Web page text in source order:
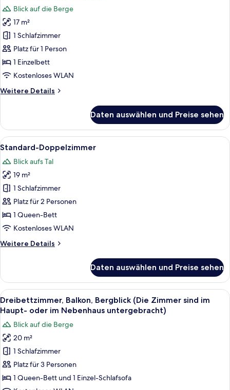
Einzelzimmer
(Die
Zimmer
sind
im
Haupt-
im
anzeigen
Blick auf die Berge
17 m²
1 Schlafzimmer
Platz für 1 Person
1 Einzelbett
Kostenloses WLAN
Weitere Details
Weitere
(Die
Zimmer
sind
Haupt-
oder
im
Nebenhaus
untergebracht)
Daten auswählen und Preise sehen
Alle
Fotos
für
Standard-
Doppelzimmer
anzeigen
Ein Hotelzimmer mit Bett,
9
Standard-Doppelzimmer
Blick aufs Tal
19 m²
1 Schlafzimmer
Platz für 2 Personen
1 Queen-Bett
Kostenloses WLAN
Weitere Details
Weitere
Doppelzimmer
Daten auswählen und Preise sehen
Alle
Fotos
Dreibettzimmer,
Balkon,
Bergblick
(Die
Zimmer
Ein modernes Hotelzimmer mit
1
Dreibettzimmer, Balkon, Bergblick (Die Zimmer sind im
Haupt- oder im Nebenhaus untergebracht)
Blick auf die Berge
20 m²
1 Schlafzimmer
Platz für 3 Personen
1 Queen-Bett und 1 Einzel-Schlafsofa